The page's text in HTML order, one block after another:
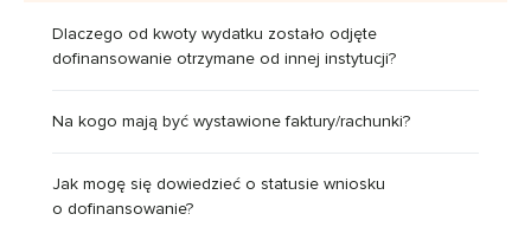
Dlaczego od kwoty wydatku zostało odjęte
dofinansowanie otrzymane od innej instytucji?
Na kogo mają być wystawione faktury/rachunki?
Jak mogę się dowiedzieć o statusie wniosku
o dofinansowanie?